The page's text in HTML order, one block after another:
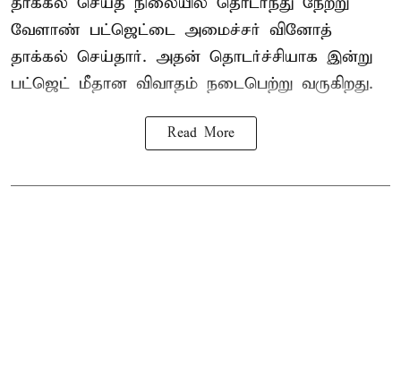
வேளாண் பட்ஜெட்டை அமைச்சர் வினோத்
தாக்கல் செய்தார். அதன் தொடர்ச்சியாக இன்று
பட்ஜெட் மீதான விவாதம் நடைபெற்று வருகிறது.
Read More